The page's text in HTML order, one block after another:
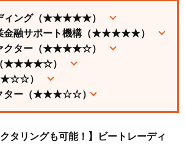
ィング（★★★★★）
金融サポート機構（★★★★★）
クター（★★★★☆）
★★★★☆）
）
クター（★★★☆☆）
タリングも可能！】ビートレーディ